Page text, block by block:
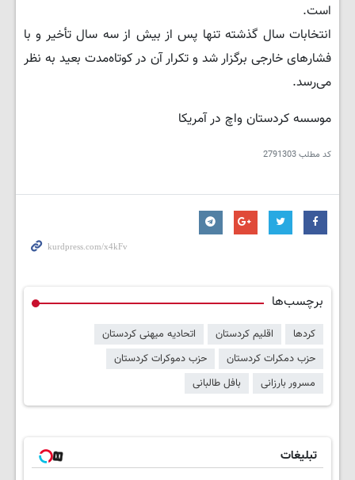
است.
انتخابات سال گذشته تنها پس از بیش از سه سال تأخیر و با
فشارهای خارجی برگزار شد و تکرار آن در کوتاه‌مدت بعید به نظر
می‌رسد.
موسسه کردستان واچ در آمریکا
کد مطلب2791303
برچسب‌ها
کردها اقلیم کردستان
اتحادیه میهنی کردستان
حزب دمکرات کردستان
حزب دموکرات کردستان
مسرور بارزانی
بافل طالبانی
تبلیغات